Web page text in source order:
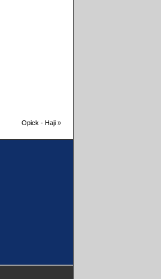
Opick - Haji »